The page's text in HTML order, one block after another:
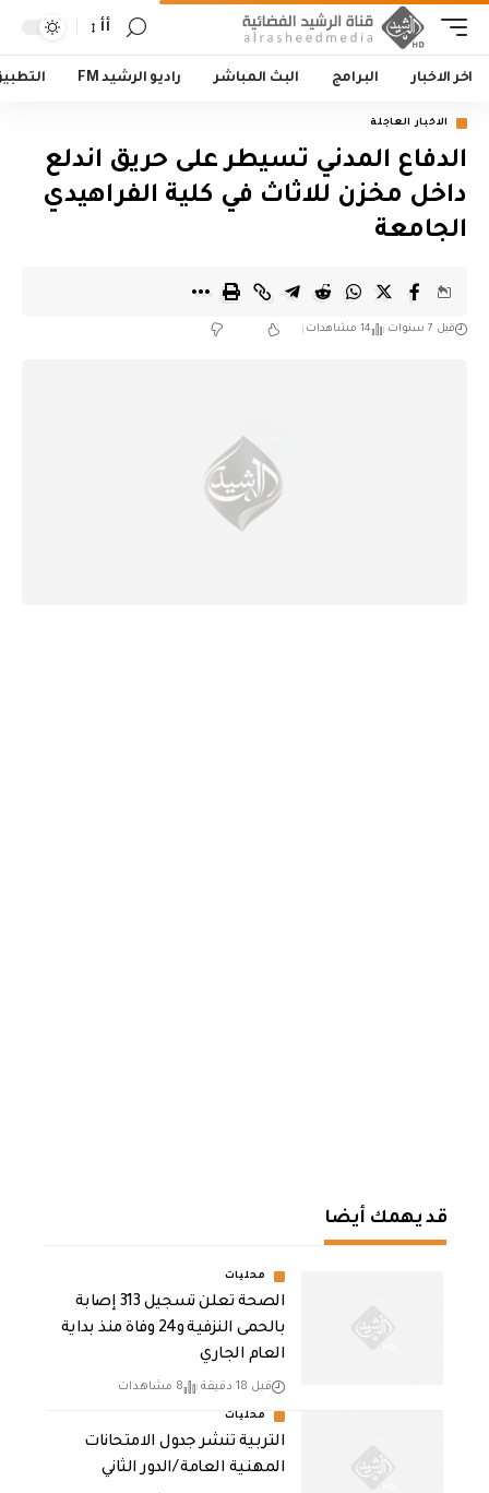
أأ
اخر الاخبار البرامج البث المباشر راديو الرشيد FM
الاخبار العاجلة
الدفاع المدني تسيطر على حريق اندلع
داخل مخزن للاثاث في كلية الفراهيدي
الجامعة
قبل 7 سنوات 14 مشاهدات
قد يهمك أيضا
محليات
الصحة تعلن تسجيل 313 إصابة
بالحمى النزفية و24 وفاة منذ بداية
العام الجاري
قبل 18 دقيقة 8 مشاهدات
محليات
التربية تنشر جدول الامتحانات
المهنية العامة /الدور الثاني